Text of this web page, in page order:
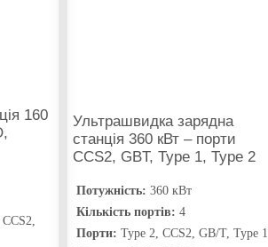
160
Ультрашвидка зарядна
станція 360 кВт – порти
CCS2, GBT, Type 1, Type 2
Потужність: 360 кВт
Кількість портів: 4
Порти: Type 2, CCS2, GB/T, Type 1